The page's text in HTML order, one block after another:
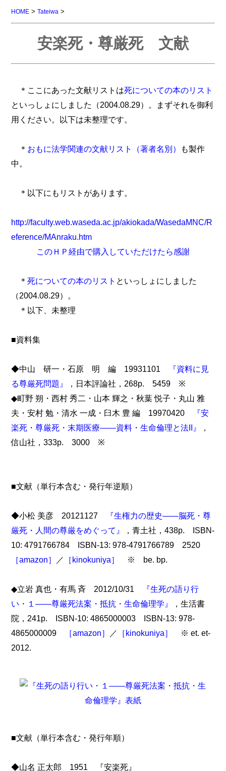
HOME >Tateiwa >
安楽死・尊厳死 文献
＊ここにあった文献リストは死についての本のリスト
といっしょにしました（2004.08.29）。まずそれを御利
用ください。以下は未整理です。
＊ おもに法学関連の文献リスト（著者名別）
も製作
中。
＊以下にもリストがあります。
http://faculty.web.waseda.ac.jp/akiokada/WasedaMNC/R
eference/MAnraku.htm
このＨＰ経由で購入していただけたら感謝
＊死についての本のリスト といっしょにしました
（2004.08.29）。
＊以下、未整理
■資料集
◆中山 研一・石原 明 編 19931101
『資料に見
る尊厳死問題』
，日本評論社，268p. 5459 ※
◆町野 朔・西村 秀二・山本 輝之・秋葉 悦子・丸山 雅
夫・安村 勉・清水 一成・臼木 豊 編 19970420
『安
楽死・尊厳死・末期医療――資料・生命倫理と法II』
，
信山社，333p. 3000 ※
■文献（単行本含む・発行年逆順）
◆小松 美彦 20121127
『生権力の歴史――脳死・尊
厳死・人間の尊厳をめぐって』
，青土社，438p. ISBN-
10: 4791766784 ISBN-13: 978-4791766789 2520
［amazon］
／ ［kinokuniya］ ※ be. bp.
◆立岩 真也・有馬 斉 2012/10/31
『生死の語り行
い・１――尊厳死法案・抵抗・生命倫理学』
，生活書
院，241p. ISBN-10: 4865000003 ISBN-13: 978-
4865000009
［amazon］ ／ ［kinokuniya］
※ et. et-
2012.
■文献（単行本含む・発行年順）
◆山名 正太郎 1951 『安楽死』